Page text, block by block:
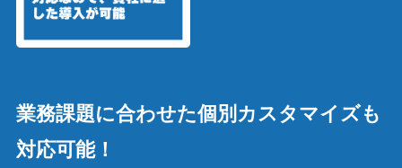
業務課題に合わせた個別カスタマイズも
対応可能！